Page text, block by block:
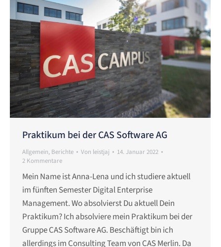
Praktikum bei der CAS Software AG
Allgemein, Berichte Von leistjaj
14. Januar 2022
2 Kommentare
Mein Name ist Anna-Lena und ich studiere aktuell
im fünften Semester Digital Enterprise
Management. Wo absolvierst Du aktuell Dein
Praktikum? Ich absolviere mein Praktikum bei der
Gruppe CAS Software AG. Beschäftigt bin ich
allerdings im Consulting Team von CAS Merlin. Da